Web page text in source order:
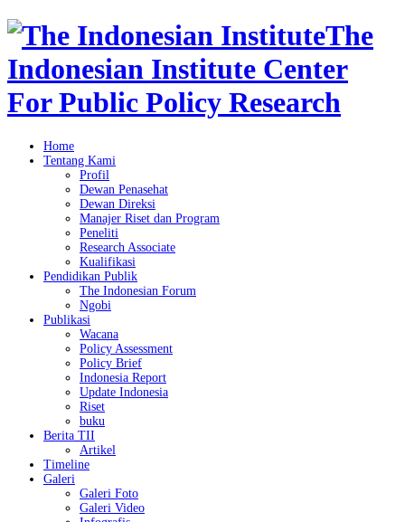
The
Indonesian Institute Center
For Public Policy Research
Home
Tentang Kami
Profil
Dewan Penasehat
Dewan Direksi
Manajer Riset dan Program
Peneliti
Research Associate
Kualifikasi
Pendidikan Publik
The Indonesian Forum
Ngobi
Publikasi
Wacana
Policy Assessment
Policy Brief
Indonesia Report
Update Indonesia
Riset
buku
Berita TII
Artikel
Timeline
Galeri
Galeri Foto
Galeri Video